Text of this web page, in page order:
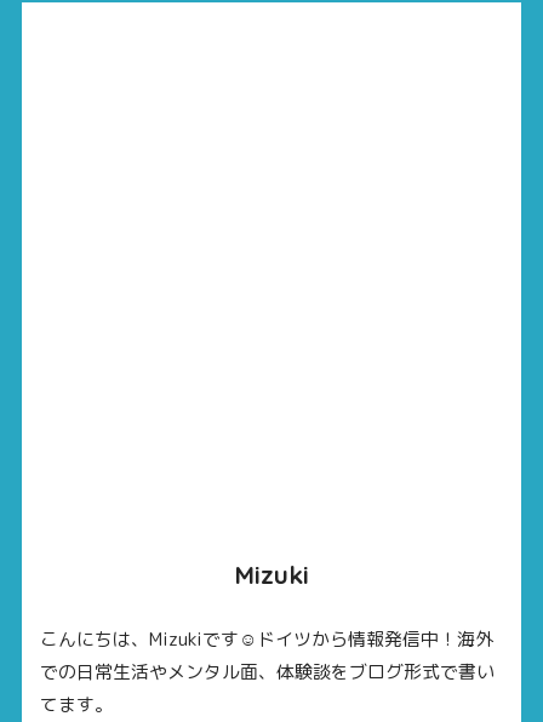
Mizuki
こんにちは、Mizukiです☺ドイツから情報発信中！海外
での日常生活やメンタル面、体験談をブログ形式で書い
てます。